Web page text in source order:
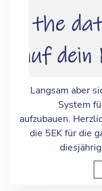
Langsam aber
System
aufzubauen.
die 5EK für die